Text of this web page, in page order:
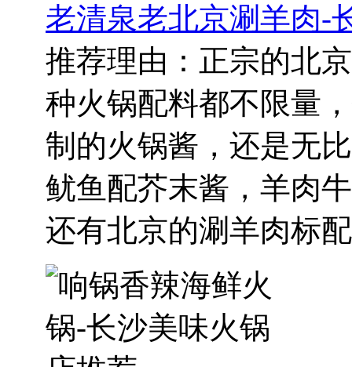
老清泉老北京涮羊肉-
推荐理由：正宗的北
种火锅配料都不限量
制的火锅酱，还是无
鱿鱼配芥末酱，羊肉
还有北京的涮羊肉标